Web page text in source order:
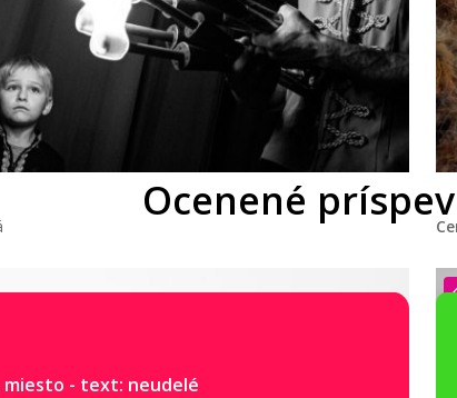
Ocenené
miesto - text: neudelé